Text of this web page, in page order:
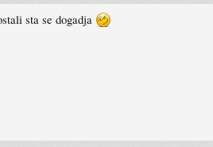
sta se dogadja